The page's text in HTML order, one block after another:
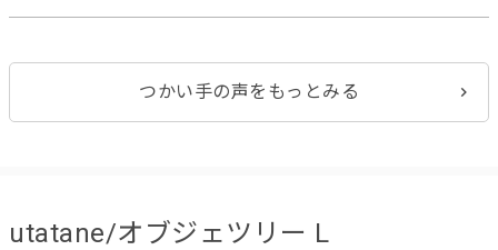
つかい手の声をもっとみる
utatane/オブジェツリー L